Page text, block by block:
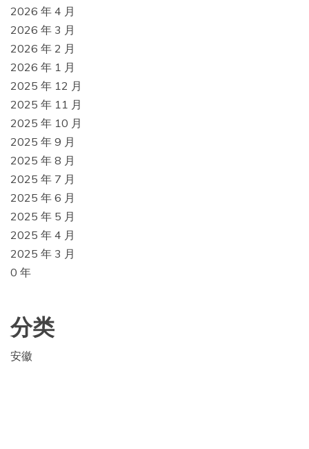
2026 年 4 月
2026 年 3 月
2026 年 2 月
2026 年 1 月
2025 年 12 月
2025 年 11 月
2025 年 10 月
2025 年 9 月
2025 年 8 月
2025 年 7 月
2025 年 6 月
2025 年 5 月
2025 年 4 月
2025 年 3 月
0 年
分类
安徽